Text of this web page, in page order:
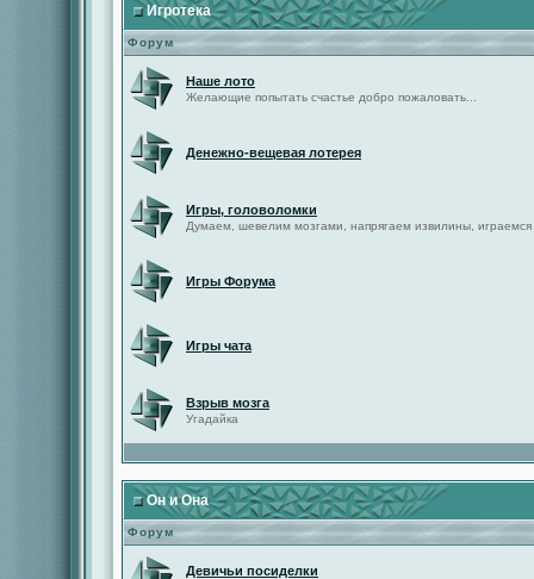
Игротека
Форум
Наше лото
Желающие попытать счастье добро пожаловать...
Денежно-вещевая лотерея
Игры, головоломки
Думаем, шевелим мозгами, напрягаем извилины,
Игры Форума
Игры чата
Взрыв мозга
Угадайка
Он и Она
Форум
Девичьи посиделки